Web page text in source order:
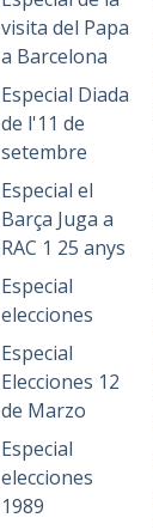
visita del Papa
a Barcelona
Especial Diada
de l'11 de
setembre
Especial el
Barça Juga a
RAC 1 25 anys
Especial
elecciones
Especial
Elecciones 12
de Marzo
Especial
elecciones
1989